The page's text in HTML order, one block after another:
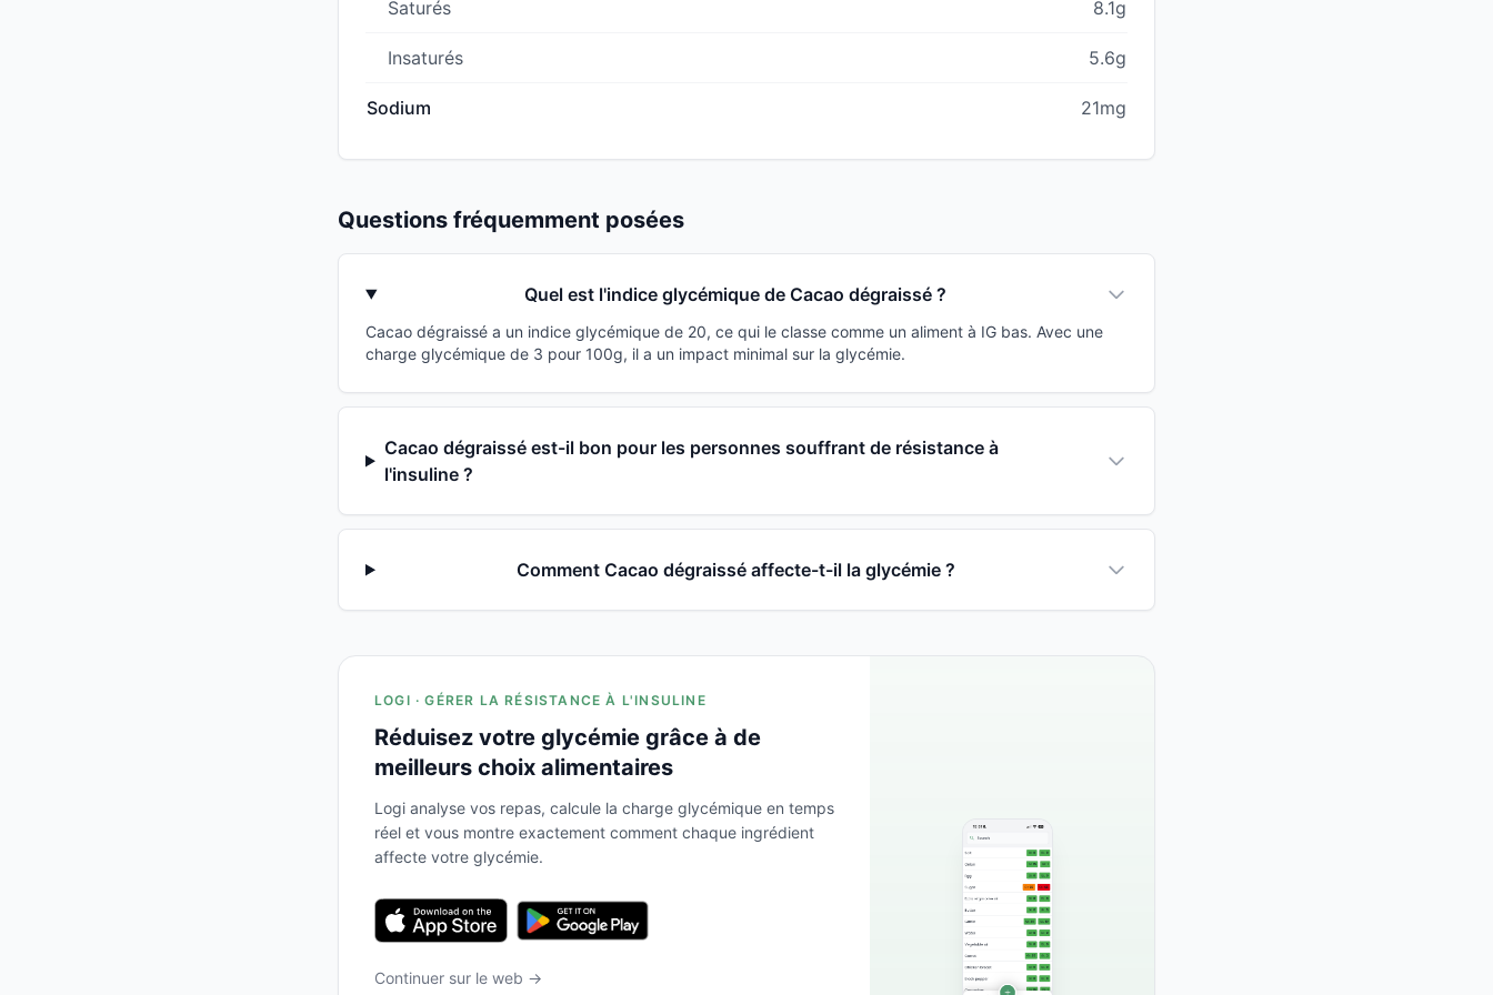
Saturés 8.1g
Insaturés 5.6g
Sodium 21mg
Questions fréquemment posées
Quel est l'indice glycémique de Cacao dégraissé ?
Cacao dégraissé a un indice glycémique de 20, ce qui le classe comme un aliment à IG bas. Avec une
charge glycémique de 3 pour 100g, il a un impact minimal sur la glycémie.
Cacao dégraissé est-il bon pour les personnes souffrant de résistance à
l'insuline ?
Comment Cacao dégraissé affecte-t-il la glycémie ?
LOGI · GÉRER LA RÉSISTANCE À L'INSULINE
Réduisez votre glycémie grâce à de
meilleurs choix alimentaires
Logi analyse vos repas, calcule la charge glycémique en temps
réel et vous montre exactement comment chaque ingrédient
affecte votre glycémie.
Continuer sur le web →